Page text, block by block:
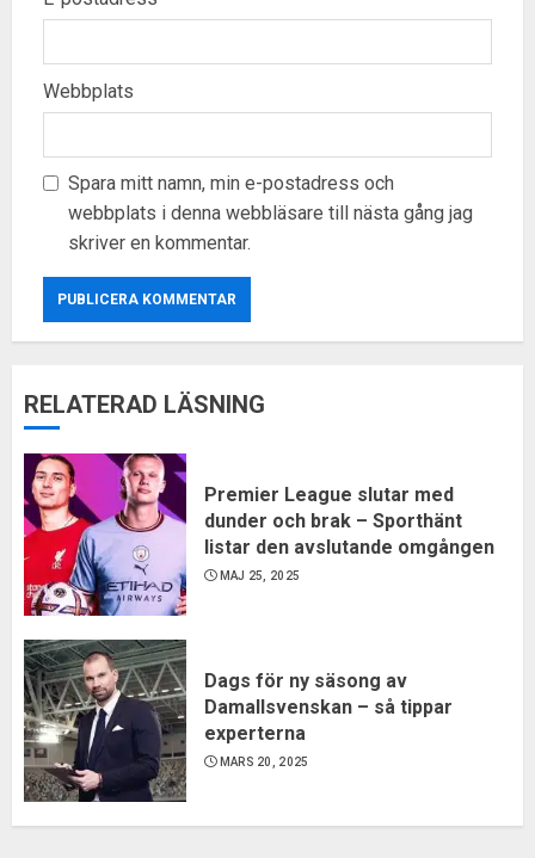
Webbplats
Spara mitt namn, min e-postadress och
webbplats i denna webbläsare till nästa gång jag
skriver en kommentar.
RELATERAD LÄSNING
Premier League slutar med
dunder och brak – Sporthänt
listar den avslutande omgången
MAJ 25, 2025
Dags för ny säsong av
Damallsvenskan – så tippar
experterna
MARS 20, 2025